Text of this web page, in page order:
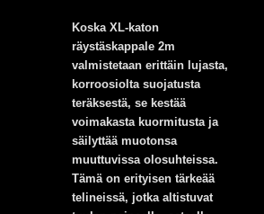
Koska XL-katon
räystäskappale 2m
valmistetaan erittäin lujasta,
korroosiolta suojatusta
teräksestä, se kestää
voimakasta kuormitusta ja
säilyttää muotonsa
muuttuvissa olosuhteissa.
Tämä on erityisen tärkeää
telineissä, jotka altistuvat